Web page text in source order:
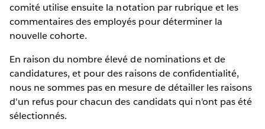
comité utilise ensuite la notation par rubrique et les
commentaires des employés pour déterminer la
nouvelle cohorte.
En raison du nombre élevé de nominations et de
candidatures, et pour des raisons de confidentialité,
nous ne sommes pas en mesure de détailler les raisons
d'un refus pour chacun des candidats qui n'ont pas été
sélectionnés.